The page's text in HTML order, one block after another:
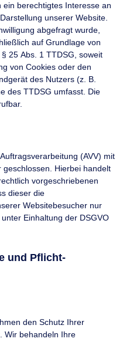
ein berechtigtes Interesse an
unserer Website.
abgefragt wurde,
auf Grundlage von
25 Abs. 1 TTDSG, soweit
von Cookies oder den
des Nutzers (z. B.
des TTDSG umfasst. Die
(AVV) mit
Hierbei handelt
vorgeschriebenen
dieser die
Websitebesucher nur
Einhaltung der DSGVO
und Pflicht­
den Schutz Ihrer
Wir behandeln Ihre